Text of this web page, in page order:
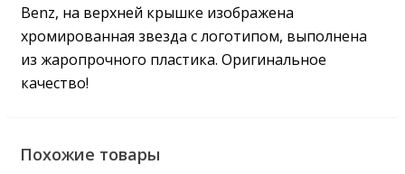
Benz, на верхней крышке изображена
хромированная звезда с логотипом, выполнена
из жаропрочного пластика. Оригинальное
качество!
Похожие товары